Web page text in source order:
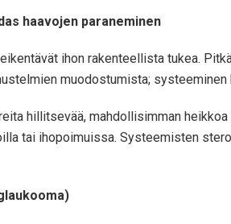
haavojen paraneminen
ihon rakenteellista tukea.
muodostumista;
hillitsevää, mahdollisimman
tai ihopoimuissa. Systeemisten